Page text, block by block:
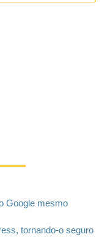
Google mesmo
tornando-o seguro